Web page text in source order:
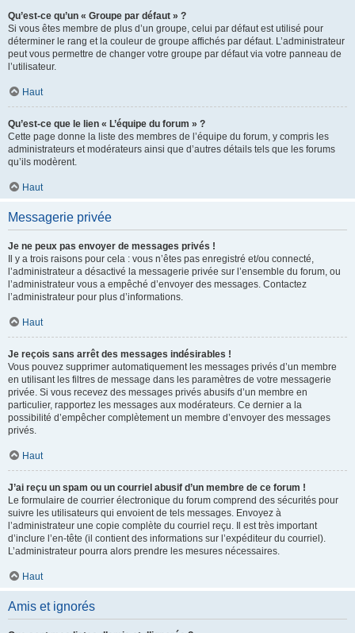
Qu’est-ce qu’un « Groupe par défaut » ?
Si vous êtes membre de plus d’un groupe, celui par défaut est utilisé pour
déterminer le rang et la couleur de groupe affichés par défaut. L’administrateur
peut vous permettre de changer votre groupe par défaut via votre panneau de
l’utilisateur.
Haut
Qu’est-ce que le lien « L’équipe du forum » ?
Cette page donne la liste des membres de l’équipe du forum, y compris les
administrateurs et modérateurs ainsi que d’autres détails tels que les forums
qu’ils modèrent.
Haut
Messagerie privée
Je ne peux pas envoyer de messages privés !
Il y a trois raisons pour cela : vous n’êtes pas enregistré et/ou connecté,
l’administrateur a désactivé la messagerie privée sur l’ensemble du forum, ou
l’administrateur vous a empêché d’envoyer des messages. Contactez
l’administrateur pour plus d’informations.
Haut
Je reçois sans arrêt des messages indésirables !
Vous pouvez supprimer automatiquement les messages privés d’un membre
en utilisant les filtres de message dans les paramètres de votre messagerie
privée. Si vous recevez des messages privés abusifs d’un membre en
particulier, rapportez les messages aux modérateurs. Ce dernier a la
possibilité d’empêcher complètement un membre d’envoyer des messages
privés.
Haut
J’ai reçu un spam ou un courriel abusif d’un membre de ce forum !
Le formulaire de courrier électronique du forum comprend des sécurités pour
suivre les utilisateurs qui envoient de tels messages. Envoyez à
l’administrateur une copie complète du courriel reçu. Il est très important
d’inclure l’en-tête (il contient des informations sur l’expéditeur du courriel).
L’administrateur pourra alors prendre les mesures nécessaires.
Haut
Amis et ignorés